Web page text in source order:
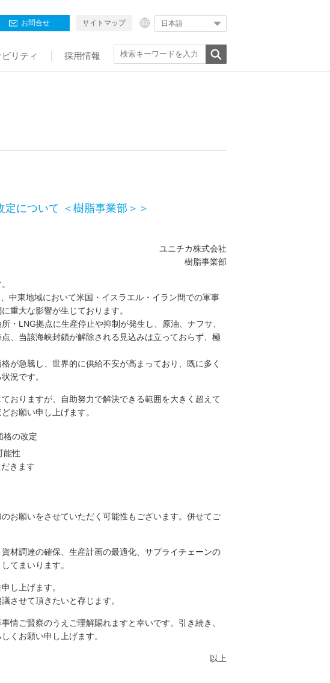
お問合せ サイトマップ 日本語
リティ 採用情報
について ＜樹脂事業部＞＞
ユニチカ株式会社
樹脂事業部
中東地域において米国・イスラエル・イラン間での軍事
重大な影響が生じております。
・LNG拠点に生産停止や抑制が発生し、原油、ナフサ、
、当該海峡封鎖が解除される見込みは立っておらず、極
が急騰し、世界的に供給不安が高まっており、既に多く
況です。
おりますが、自助努力で解決できる範囲を大きく超えて
お願い申し上げます。
格の改定
能性
きます
お願いをさせていただく可能性もございます。併せてご
材調達の確保、生産計画の最適化、サプライチェーンの
てまいります。
し上げます。
させて頂きたいと存じます。
情ご賢察のうえご理解賜れますと幸いです。引き続き、
くお願い申し上げます。
以上